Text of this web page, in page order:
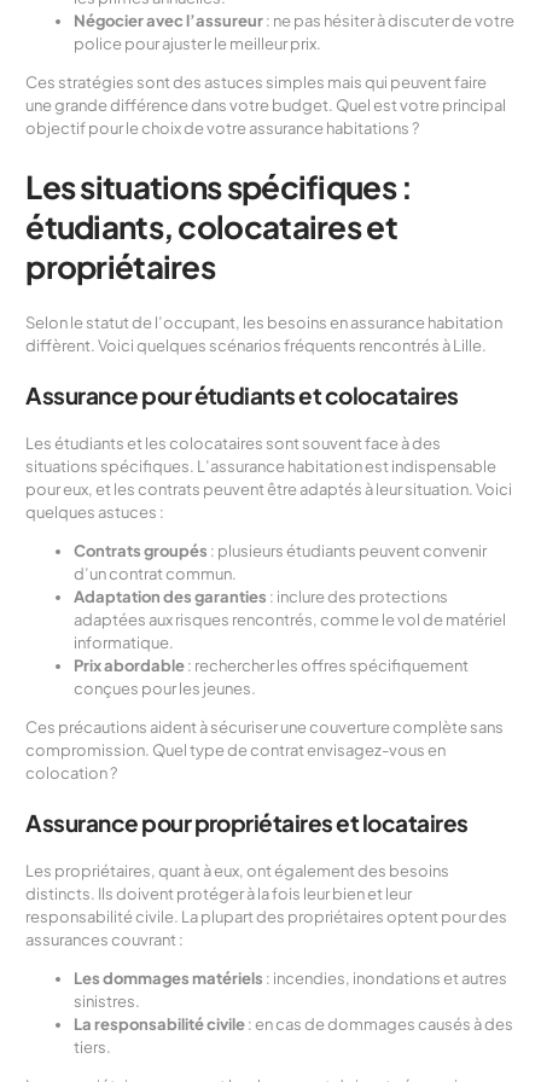
Négocier avec l’assureur: ne pas hésiter à discuter de votre
police pour ajuster le meilleur prix.
Ces stratégies sont des astuces simples mais qui peuvent faire
une grande différence dans votre budget. Quel est votre principal
objectif pour le choix de votre assurance habitations ?
Les situations spécifiques :
étudiants, colocataires et
propriétaires
Selon le statut de l’occupant, les besoins en assurance habitation
diffèrent. Voici quelques scénarios fréquents rencontrés à Lille.
Assurance pour étudiants et colocataires
Les étudiants et les colocataires sont souvent face à des
situations spécifiques. L’assurance habitation est indispensable
pour eux, et les contrats peuvent être adaptés à leur situation. Voici
quelques astuces :
Contrats groupés : plusieurs étudiants peuvent convenir
d’un contrat commun.
Adaptation des garanties : inclure des protections
adaptées aux risques rencontrés, comme le vol de matériel
informatique.
Prix abordable: rechercher les offres spécifiquement
conçues pour les jeunes.
Ces précautions aident à sécuriser une couverture complète sans
compromission. Quel type de contrat envisagez-vous en
colocation ?
Assurance pour propriétaires et locataires
Les propriétaires, quant à eux, ont également des besoins
distincts. Ils doivent protéger à la fois leur bien et leur
responsabilité civile. La plupart des propriétaires optent pour des
assurances couvrant :
Les dommages matériels : incendies, inondations et autres
sinistres.
La responsabilité civile: en cas de dommages causés à des
tiers.